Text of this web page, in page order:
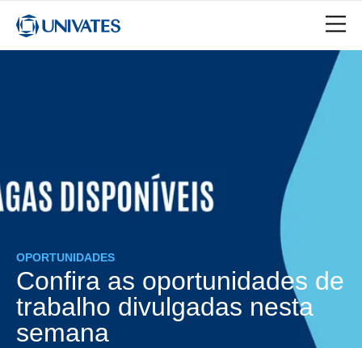
OPORTUNIDADES
Confira as oportunidades de
trabalho divulgadas nesta
semana